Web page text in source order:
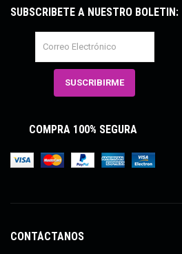
SUBSCRÍBETE A NUESTRO BOLETÍN:
COMPRA 100% SEGURA
CONTÁCTANOS